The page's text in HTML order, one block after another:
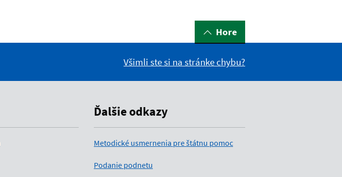
Hore
Všimli ste si na stránke chybu?
Ďalšie odkazy
Metodické usmernenia pre štátnu pomoc
Podanie podnetu